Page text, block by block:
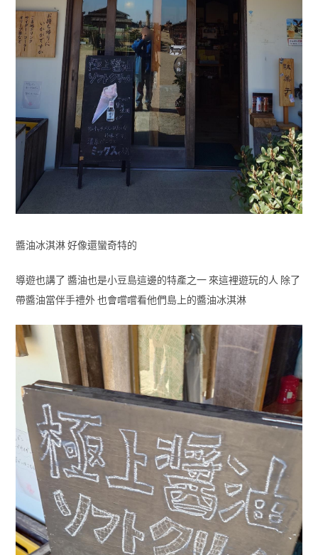
醬油冰淇淋 好像還蠻奇特的
導遊也講了 醬油也是小豆島這邊的特產之一 來這裡遊玩的人 除了
帶醬油當伴手禮外 也會嚐嚐看他們島上的醬油冰淇淋